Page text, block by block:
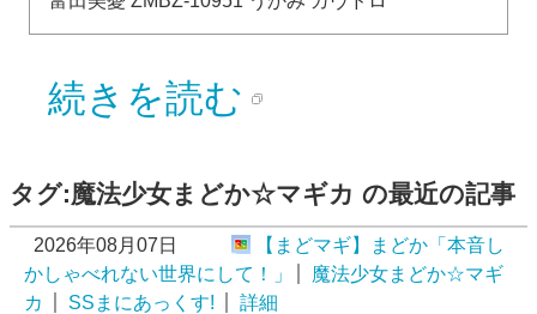
続きを読む
タグ:魔法少女まどか☆マギカ の最近の記事
2026年08月07日
【まどマギ】まどか「本音し
かしゃべれない世界にして！」
魔法少女まどか☆マギ
カ
SSまにあっくす!
詳細